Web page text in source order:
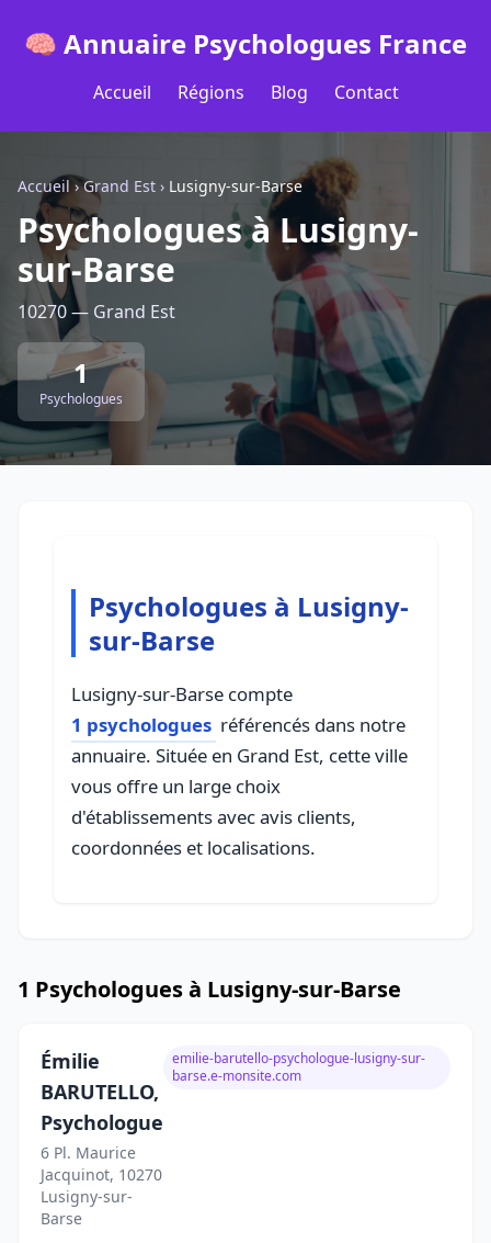
🧠 Annuaire Psychologues France
Accueil Régions Blog Contact
Accueil ›Grand Est › Lusigny-sur-Barse
Psychologues à Lusigny-
sur-Barse
10270 — Grand Est
1
Psychologues
Psychologues à Lusigny-
sur-Barse
Lusigny-sur-Barse compte
1 psychologues référencés dans notre
annuaire. Située en Grand Est, cette ville
vous offre un large choix
d'établissements avec avis clients,
coordonnées et localisations.
1 Psychologues à Lusigny-sur-Barse
Émilie
BARUTELLO,
Psychologue
6 Pl. Maurice
Jacquinot, 10270
Lusigny-sur-
Barse
emilie-barutello-psychologue-lusigny-sur-
barse.e-monsite.com